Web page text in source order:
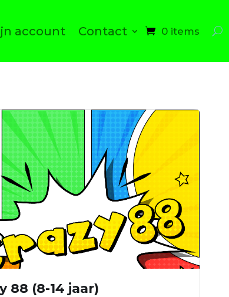
account Contact 0 items
88 (8-14 jaar)